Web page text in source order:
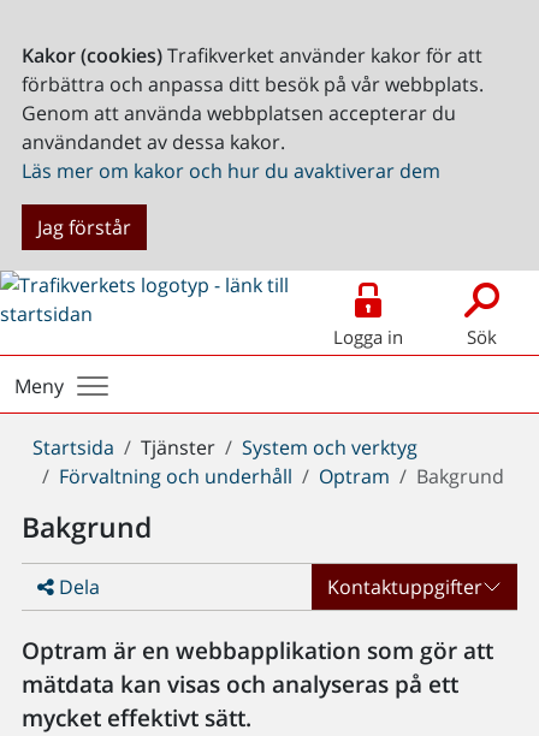
Kakor (cookies)Trafikverket använder kakor för att
förbättra och anpassa ditt besök på vår webbplats.
Genom att använda webbplatsen accepterar du
användandet av dessa kakor.
Läs mer om kakor och hur du avaktiverar dem
Jag förstår
Logga in Sök
Meny
Du
är
Startsida Tjänster
System och verktyg
Förvaltning och underhåll
Optram Bakgrund
Bakgrund
Dela Kontaktuppgifter
Optram är en webbapplikation som gör att
mätdata kan visas och analyseras på ett
mycket effektivt sätt.